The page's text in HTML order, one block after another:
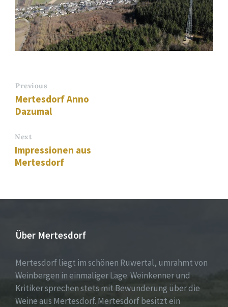
Previous
Mertesdorf Anno
Dazumal
Next
Impressionen aus
Mertesdorf
Über Mertesdorf
Mertesdorf liegt im schönen Ruwertal, umrahmt von
Weinbergen in einmaliger Lage. Weinkenner und
Kritiker sprechen stets mit Bewunderung über die
Weine aus Mertesdorf. Mertesdorf besitzt ein